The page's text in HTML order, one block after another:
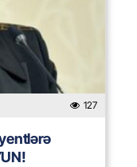
127